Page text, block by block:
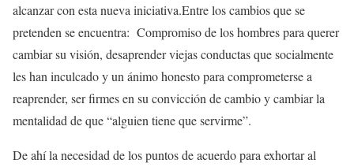
alcanzar con esta nueva iniciativa.Entre los cambios que se
pretenden se encuentra: Compromiso de los hombres para querer
cambiar su visión, desaprender viejas conductas que socialmente
les han inculcado y un ánimo honesto para comprometerse a
reaprender, ser firmes en su convicción de cambio y cambiar la
mentalidad de que “alguien tiene que servirme”.
De ahí la necesidad de los puntos de acuerdo para exhortar al